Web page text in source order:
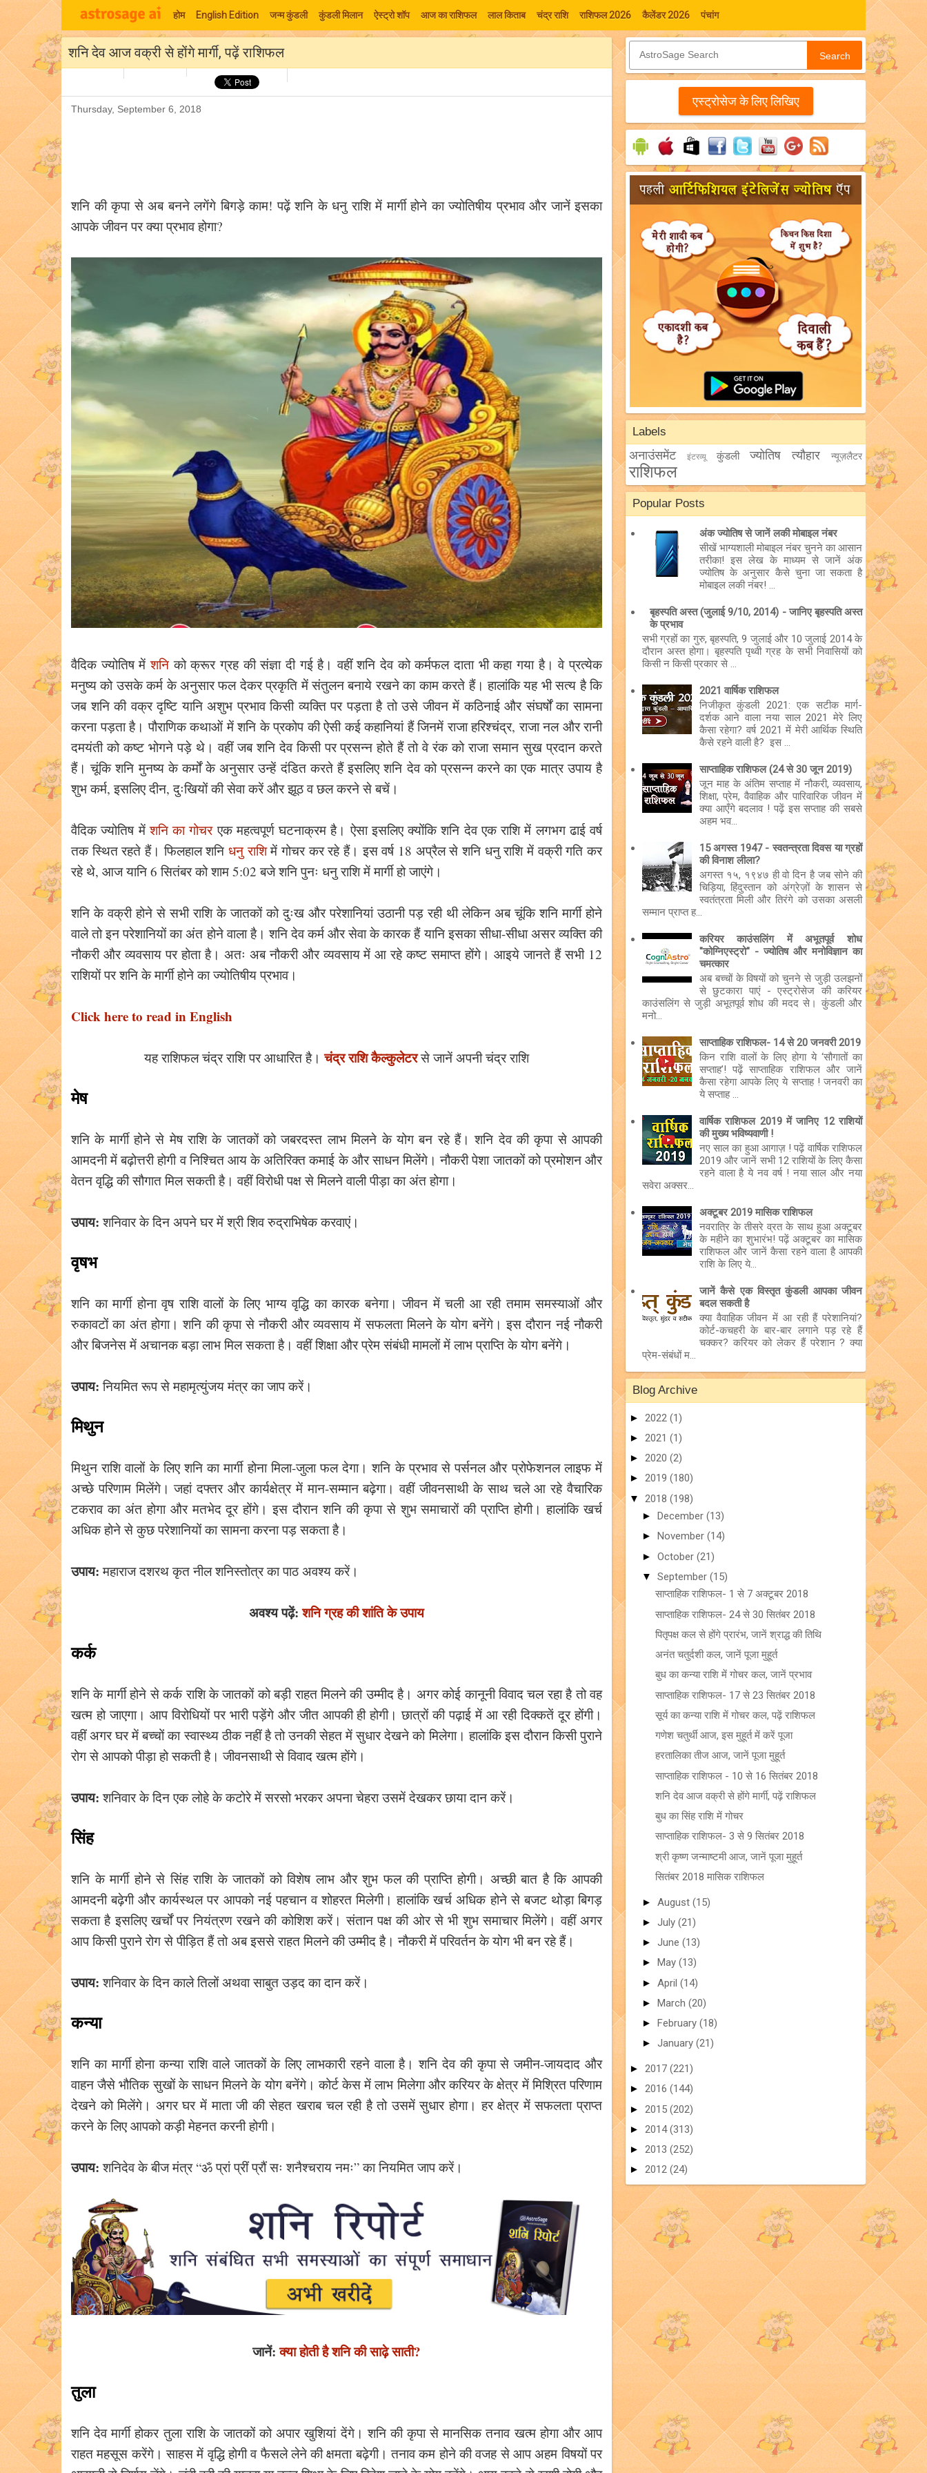
होम English Edition जन्म कुंडली कुंडली मिलान ऐस्ट्रो शॉप आज का राशिफल लाल किताब चंद्र राशि राशिफल 2026 कैलेंडर 2026 पंचांग
शनि देव आज वक्री से होंगे मार्गी, पढ़ें राशिफल
Thursday, September 6, 2018
शनि की कृपा से अब बनने लगेंगे बिगड़े काम! पढ़ें शनि के धनु राशि में मार्गी होने का ज्योतिषीय प्रभाव और जानें इसका
आपके जीवन पर क्या प्रभाव होगा?
वैदिक ज्योतिष मेंशनिको क्रूर ग्रह की संज्ञा दी गई है। वहीं शनि देव को कर्मफल दाता भी कहा गया है। वे प्रत्येक
मनुष्य को उसके कर्म के अनुसार फल देकर प्रकृति में संतुलन बनाये रखने का काम करते हैं। हालांकि यह भी सत्य है कि
जब शनि की वक्र दृष्टि यानि अशुभ प्रभाव किसी व्यक्ति पर पड़ता है तो उसे जीवन में कठिनाई और संघर्षों का सामना
करना पड़ता है। पौराणिक कथाओं में शनि के प्रकोप की ऐसी कई कहानियां हैं जिनमें राजा हरिश्चंद्र, राजा नल और रानी
दमयंती को कष्ट भोगने पड़े थे। वहीं जब शनि देव किसी पर प्रसन्न होते हैं तो वे रंक को राजा समान सुख प्रदान करते
हैं। चूंकि शनि मुनष्य के कर्मों के अनुसार उन्हें दंडित करते हैं इसलिए शनि देव को प्रसन्न करने का एक मात्र उपाय है
शुभ कर्म, इसलिए दीन, दुःखियों की सेवा करें और झूठ व छल करने से बचें।
वैदिक ज्योतिष मेंशनि का गोचरएक महत्वपूर्ण घटनाक्रम है। ऐसा इसलिए क्योंकि शनि देव एक राशि में लगभग ढाई वर्ष
तक स्थित रहते हैं। फिलहाल शनि धनु राशिमें गोचर कर रहे हैं। इस वर्ष 18 अप्रैल से शनि धनु राशि में वक्री गति कर
रहे थे, आज यानि 6 सितंबर को शाम 5:02 बजे शनि पुनः धनु राशि में मार्गी हो जाएंगे।
शनि के वक्री होने से सभी राशि के जातकों को दुःख और परेशानियां उठानी पड़ रही थी लेकिन अब चूंकि शनि मार्गी होने
वाले तो इन परेशानियों का अंत होने वाला है। शनि देव कर्म और सेवा के कारक हैं यानि इसका सीधा-सीधा असर व्यक्ति की
नौकरी और व्यवसाय पर होता है। अतः अब नौकरी और व्यवसाय में आ रहे कष्ट समाप्त होंगे। आइये जानते हैं सभी 12
राशियों पर शनि के मार्गी होने का ज्योतिषीय प्रभाव।
Click here to read in English
यह राशिफल चंद्र राशि पर आधारित है। चंद्र राशि कैल्कुलेटर से जानें अपनी चंद्र राशि
मेष
शनि के मार्गी होने से मेष राशि के जातकों को जबरदस्त लाभ मिलने के योग बन रहे हैं। शनि देव की कृपा से आपकी
आमदनी में बढ़ोत्तरी होगी व निश्चित आय के अतिरिक्त कमाई के और साधन मिलेंगे। नौकरी पेशा जातकों को प्रमोशन और
वेतन वृद्धि की सौगात मिल सकती है। वहीं विरोधी पक्ष से मिलने वाली पीड़ा का अंत होगा।
उपाय: शनिवार के दिन अपने घर में श्री शिव रुद्राभिषेक करवाएं।
वृषभ
शनि का मार्गी होना वृष राशि वालों के लिए भाग्य वृद्धि का कारक बनेगा। जीवन में चली आ रही तमाम समस्याओं और
रुकावटों का अंत होगा। शनि की कृपा से नौकरी और व्यवसाय में सफलता मिलने के योग बनेंगे। इस दौरान नई नौकरी
और बिजनेस में अचानक बड़ा लाभ मिल सकता है। वहीं शिक्षा और प्रेम संबंधी मामलों में लाभ प्राप्ति के योग बनेंगे।
उपाय: नियमित रूप से महामृत्युंजय मंत्र का जाप करें।
मिथुन
मिथुन राशि वालों के लिए शनि का मार्गी होना मिला-जुला फल देगा। शनि के प्रभाव से पर्सनल और प्रोफेशनल लाइफ में
अच्छे परिणाम मिलेंगे। जहां दफ्तर और कार्यक्षेत्र में मान-सम्मान बढ़ेगा। वहीं जीवनसाथी के साथ चले आ रहे वैचारिक
टकराव का अंत होगा और मतभेद दूर होंगे। इस दौरान शनि की कृपा से शुभ समाचारों की प्राप्ति होगी। हालांकि खर्च
अधिक होने से कुछ परेशानियों का सामना करना पड़ सकता है।
उपाय: महाराज दशरथ कृत नील शनिस्तोत्र का पाठ अवश्य करें।
अवश्य पढ़ें:शनि ग्रह की शांति के उपाय
कर्क
शनि के मार्गी होने से कर्क राशि के जातकों को बड़ी राहत मिलने की उम्मीद है। अगर कोई कानूनी विवाद चल रहा है तो वह
खत्म हो जाएगा। आप विरोधियों पर भारी पड़ेंगे और जीत आपकी ही होगी। छात्रों की पढ़ाई में आ रही दिक्कतें दूर होंगी।
वहीं अगर घर में बच्चों का स्वास्थ्य ठीक नहीं है तो उनकी सेहत में सुधार देखने को मिलेगा। हालांकि इस दौरान किसी पुराने
रोग से आपको पीड़ा हो सकती है। जीवनसाथी से विवाद खत्म होंगे।
उपाय: शनिवार के दिन एक लोहे के कटोरे में सरसो भरकर अपना चेहरा उसमें देखकर छाया दान करें।
सिंह
शनि के मार्गी होने से सिंह राशि के जातकों को विशेष लाभ और शुभ फल की प्राप्ति होगी। अच्छी बात है कि आपकी
आमदनी बढ़ेगी और कार्यस्थल पर आपको नई पहचान व शोहरत मिलेगी। हालांकि खर्च अधिक होने से बजट थोड़ा बिगड़
सकता है इसलिए खर्चों पर नियंत्रण रखने की कोशिश करें। संतान पक्ष की ओर से भी शुभ समाचार मिलेंगे। वहीं अगर
आप किसी पुराने रोग से पीड़ित हैं तो अब इससे राहत मिलने की उम्मीद है। नौकरी में परिवर्तन के योग भी बन रहे हैं।
उपाय: शनिवार के दिन काले तिलों अथवा साबुत उड़द का दान करें।
कन्या
शनि का मार्गी होना कन्या राशि वाले जातकों के लिए लाभकारी रहने वाला है। शनि देव की कृपा से जमीन-जायदाद और
वाहन जैसे भौतिक सुखों के साधन मिलने के योग बनेंगे। कोर्ट केस में लाभ मिलेगा और करियर के क्षेत्र में मिश्रित परिणाम
देखने को मिलेंगे। अगर घर में माता जी की सेहत खराब चल रही है तो उसमें सुधार होगा। हर क्षेत्र में सफलता प्राप्त
करने के लिए आपको कड़ी मेहनत करनी होगी।
उपाय: शनिदेव के बीज मंत्र “ॐ प्रां प्रीं प्रौं सः शनैश्चराय नमः” का नियमित जाप करें।
जानें:क्या होती है शनि की साढ़े साती?
तुला
शनि देव मार्गी होकर तुला राशि के जातकों को अपार खुशियां देंगे। शनि की कृपा से मानसिक तनाव खत्म होगा और आप
राहत महसूस करेंगे। साहस में वृद्धि होगी व फैसले लेने की क्षमता बढ़ेगी। तनाव कम होने की वजह से आप अहम विषयों पर
Search
एस्‍ट्रोसेज के लिए लिखिए
Labels
अनाउंसमेंट इंटरव्यू कुंडली ज्योतिष त्यौहार न्यूज़लैटर
राशिफल
Popular Posts
अंक ज्योतिष से जानें लकी मोबाइल नंबर
सीखें भाग्यशाली मोबाइल नंबर चुनने का आसान
तरीका! इस लेख के माध्यम से जानें अंक
ज्योतिष के अनुसार कैसे चुना जा सकता है
मोबाइल लकी नंबर! ...
बृहस्पति अस्त (जुलाई 9/10, 2014) - जानिए बृहस्पति अस्त
के प्रभाव
सभी ग्रहों का गुरु, बृहस्पति, 9 जुलाई और 10 जुलाई 2014 के
दौरान अस्त होगा। बृहस्पति पृथ्वी ग्रह के सभी निवासियों को
किसी न किसी प्रकार से ...
2021 वार्षिक राशिफल
निजीकृत कुंडली 2021: एक सटीक मार्ग-
दर्शक आने वाला नया साल 2021 मेरे लिए
कैसा रहेगा? वर्ष 2021 में मेरी आर्थिक स्थिति
कैसे रहने वाली है? इस ...
साप्ताहिक राशिफल (24 से 30 जून 2019)
जून माह के अंतिम सप्ताह में नौकरी, व्यवसाय,
शिक्षा, प्रेम, वैवाहिक और पारिवारिक जीवन में
क्या आएँगे बदलाव ! पढ़ें इस सप्ताह की सबसे
अहम भव...
15 अगस्त 1947 - स्वतन्त्रता दिवस या ग्रहों
की विनाश लीला?
अगस्त १५, १९४७ ही वो दिन है जब सोने की
चिड़िया, हिंदुस्तान को अंग्रेज़ों के शासन से
स्वतंत्रता मिली और तिरंगे को उसका असली
सम्मान प्राप्त ह...
करियर काउंसलिंग में अभूतपूर्व शोध
"कोग्निएस्ट्रो" - ज्योतिष और मनोविज्ञान का
चमत्कार
अब बच्चों के विषयों को चुनने से जुड़ी उलझनों
से छुटकारा पाएं - एस्ट्रोसेज की करियर
काउंसलिंग से जुड़ी अभूतपूर्व शोध की मदद से। कुंडली और
मनो...
साप्ताहिक राशिफल- 14 से 20 जनवरी 2019
किन राशि वालों के लिए होगा ये ‘सौगातों का
सप्ताह’! पढ़ें साप्ताहिक राशिफल और जानें
कैसा रहेगा आपके लिए ये सप्ताह ! जनवरी का
ये सप्ताह ...
वार्षिक राशिफल 2019 में जानिए 12 राशियों
की मुख्य भविष्यवाणी !
नए साल का हुआ आगाज़ ! पढ़ें वार्षिक राशिफल
2019 और जानें सभी 12 राशियों के लिए कैसा
रहने वाला है ये नव वर्ष ! नया साल और नया
सवेरा अक्सर...
अक्टूबर 2019 मासिक राशिफल
नवरात्रि के तीसरे व्रत के साथ हुआ अक्टूबर
के महीने का शुभारंभ! पढ़ें अक्टूबर का मासिक
राशिफल और जानें कैसा रहने वाला है आपकी
राशि के लिए ये...
जानें कैसे एक विस्तृत कुंडली आपका जीवन
बदल सकती है
क्या वैवाहिक जीवन में आ रही हैं परेशानियां?
कोर्ट-कचहरी के बार-बार लगाने पड़ रहे हैं
चक्कर? करियर को लेकर हैं परेशान ? क्या
प्रेम-संबंधों म...
Blog Archive
► 2022 (1)
► 2021 (1)
► 2020 (2)
► 2019 (180)
▼ 2018 (198)
► December (13)
► November (14)
► October (21)
▼ September (15)
साप्ताहिक राशिफल- 1 से 7 अक्टूबर 2018
साप्ताहिक राशिफल- 24 से 30 सितंबर 2018
पितृपक्ष कल से होंगे प्रारंभ, जानें श्राद्ध की तिथि
अनंत चतुर्दशी कल, जानें पूजा मुहूर्त
बुध का कन्या राशि में गोचर कल, जानें प्रभाव
साप्ताहिक राशिफल- 17 से 23 सितंबर 2018
सूर्य का कन्या राशि में गोचर कल, पढ़ें राशिफल
गणेश चतुर्थी आज, इस मुहूर्त में करें पूजा
हरतालिका तीज आज, जानें पूजा मुहूर्त
साप्ताहिक राशिफल - 10 से 16 सितंबर 2018
शनि देव आज वक्री से होंगे मार्गी, पढ़ें राशिफल
बुध का सिंह राशि में गोचर
साप्ताहिक राशिफल- 3 से 9 सितंबर 2018
श्री कृष्ण जन्माष्टमी आज, जानें पूजा मुहूर्त
सितंबर 2018 मासिक राशिफल
► August (15)
► July (21)
► June (13)
► May (13)
► April (14)
► March (20)
► February (18)
► January (21)
► 2017 (221)
► 2016 (144)
► 2015 (202)
► 2014(313)
► 2013 (252)
► 2012 (24)